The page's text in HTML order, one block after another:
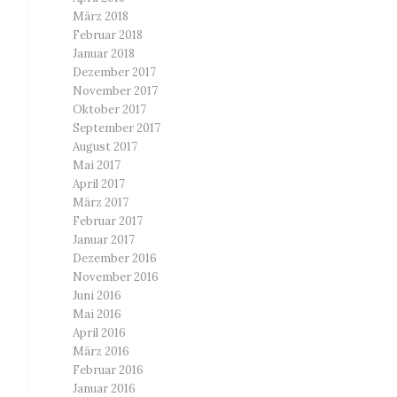
März 2018
Februar 2018
Januar 2018
Dezember 2017
November 2017
Oktober 2017
September 2017
August 2017
Mai 2017
April 2017
März 2017
Februar 2017
Januar 2017
Dezember 2016
November 2016
Juni 2016
Mai 2016
April 2016
März 2016
Februar 2016
Januar 2016